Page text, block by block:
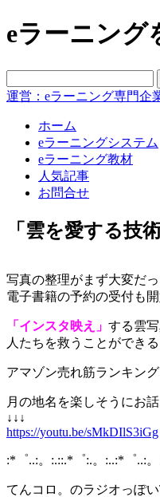
eラーニング
運営：eラーニング専門企
ホーム
eラーニングシステム
eラーニング教材
人気記事
お問合せ
「雲を愛する技
写真の整理がまず大変だ
電子書籍の予約の受付も
「インスタ映え」 する雲
人たちを救うことができ
アマゾン売れ筋ランキン
月の地名を楽しそうにお
↓↓↓
https://youtu.be/sMkDIlS3iGg
:*゜..:。:.::.*゜:.。:..:*゜..:
てんコロ。のラジオっぽ